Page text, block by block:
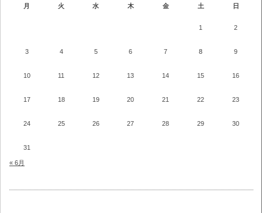
月 火 水 木 金 土 日
1 2
3 4 5 6 7 8 9
10 11 12 13 14 15 16
17 18 19 20 21 22 23
24 25 26 27 28 29 30
31
« 6月